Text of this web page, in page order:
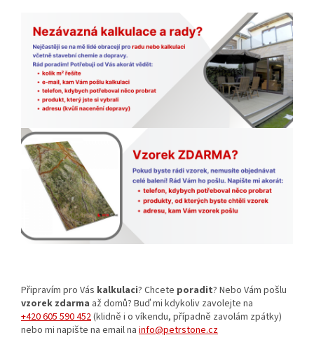
Připravím pro Vás kalkulaci? Chcete poradit? Nebo Vám pošlu
vzorek zdarma až domů? Buď mi kdykoliv zavolejte na
+420 605 590 452(klidně i o víkendu, případně zavolám zpátky)
nebo mi napište na email na info@petrstone.cz